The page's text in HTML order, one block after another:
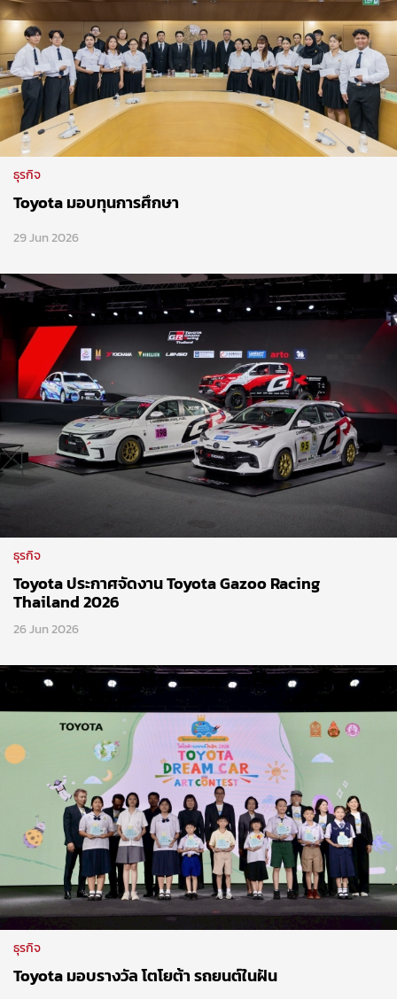
ธุรกิจ
Toyota มอบทุนการศึกษา
29 Jun 2026
ธุรกิจ
Toyota ประกาศจัดงาน Toyota Gazoo Racing
Thailand 2026
26 Jun 2026
ธุรกิจ
Toyota มอบรางวัล โตโยต้า รถยนต์ในฝัน